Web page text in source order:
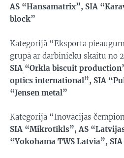
AS “Hansamatrix”, SIA
block”
Kategorijā “Eksporta
grupā ar darbinieku skaitu no
SIA “Orkla biscuit
optics international”, SIA
“Jensen metal”
Kategorijā “Inovācijas
SIA “Mikrotīkls”, AS
“Yokohama TWS Latvia”,